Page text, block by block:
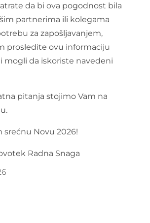
da bi ova pogodnost bila
partnerima ili kolegama
za zapošljavanjem,
prosledite ovu informaciju
mogli da iskoriste navedeni
pitanja stojimo Vam na
srećnu Novu 2026!
Radna Snaga